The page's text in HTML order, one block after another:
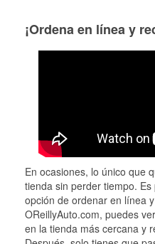
¡Ordena en línea y
En ocasiones, lo único que
tienda sin perder tiempo.
opción de ordenar en línea
OReillyAuto.com, puedes
en la tienda más cercana y